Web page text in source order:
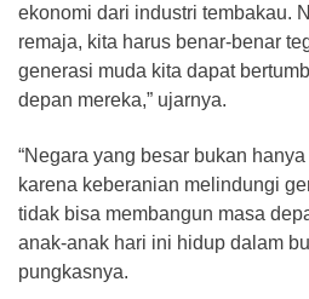
ekonomi dari industri tembakau.
remaja, kita harus benar-benar
generasi muda kita dapat
depan mereka,” ujarnya.
“Negara yang besar bukan
karena keberanian melindungi
tidak bisa membangun masa
anak-anak hari ini hidup dalam
pungkasnya.